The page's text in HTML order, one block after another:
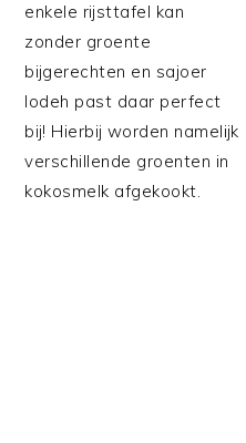
enkele rijsttafel kan
zonder groente
bijgerechten en sajoer
lodeh past daar perfect
bij! Hierbij worden namelijk
verschillende groenten in
kokosmelk afgekookt.